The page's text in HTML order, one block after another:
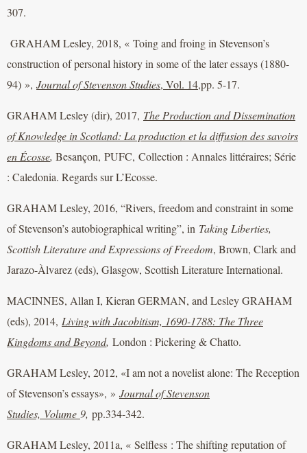
307.
GRAHAM Lesley, 2018, « Toing and froing in Stevenson’s
construction of personal history in some of the later essays (1880-
94) », Journal of Stevenson Studies, Vol. 14,pp. 5-17.
GRAHAM Lesley (dir), 2017, The Production and Dissemination
of Knowledge in Scotland: La production et la diffusion des savoirs
en Écosse, Besançon, PUFC, Collection : Annales littéraires; Série
: Caledonia. Regards sur L’Ecosse.
GRAHAM Lesley, 2016, “Rivers, freedom and constraint in some
of Stevenson’s autobiographical writing”, in Taking Liberties,
Scottish Literature and Expressions of Freedom, Brown, Clark and
Jarazo-Àlvarez (eds), Glasgow, Scottish Literature International.
MACINNES, Allan I, Kieran GERMAN, and Lesley GRAHAM
(eds), 2014, Living with Jacobitism, 1690-1788: The Three
Kingdoms and Beyond, London : Pickering & Chatto.
GRAHAM Lesley, 2012, «I am not a novelist alone: The Reception
of Stevenson’s essays», » Journal of Stevenson
Studies, Volume 9, pp.334-342.
GRAHAM Lesley, 2011a, « Selfless : The shifting reputation of